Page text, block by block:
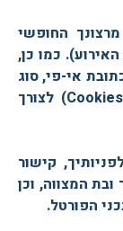
החופשי
כמו כן,
אי-פי, סוג
דפדפן וזמני שהייה) באמצעות עוגיות (Cookies) לצורך
קישור
ובת המצווה, וכן
הפורטל.